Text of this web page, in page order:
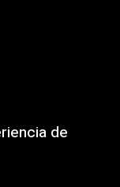
de